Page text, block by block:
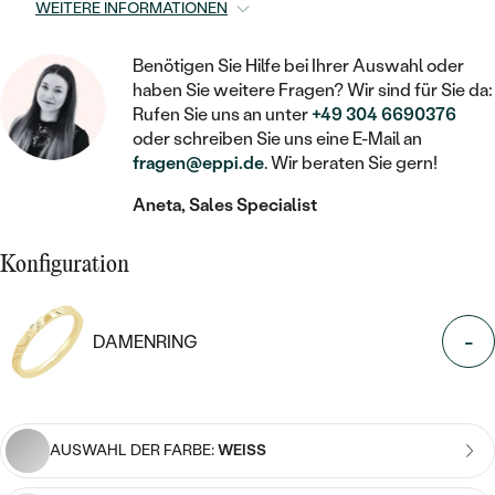
MIT FÜLLUNG
IM SET
NACH PREIS
EINFASSEN
FARBIGE DIAMANTEN ZUM EINFASSEN
MIT LAB GROWN DIAMANT
MIT MOISSANIT
MIT SCHWARZEN DIAMANTEN
BROSCHEN
SCHMUCKZUBEHÖR
NACH MATERIAL
GOLD
SILBER
PLATIN
NACH STEIN
DIAMANTSCHMUCK
KINDER
PIERCINGS
NACH STEIN
NACH PREIS
LUXURIÖSE
KETTEN
HERZKETTEN
MIT TIEREN
NACH EDELSTEIN
MIT DIAMANT
MIT EDELSTEIN
PERLENKETTEN
NACH PREIS
SIEGELRINGE
PERSONALISIERT
NACH EDELSTEIN
MIT EDELSTEIN
PERLENRINGE
PREISWERTE
WEITERE INFORMATIONEN
Benötigen Sie Hilfe bei Ihrer Auswahl oder
haben Sie weitere Fragen? Wir sind für Sie da:
Rufen Sie uns an unter+49 304 6690376
oder schreiben Sie uns eine E-Mail an
fragen@eppi.de. Wir beraten Sie gern!
Aneta, Sales Specialist
Konfiguration
DAMENRING -
AUSWAHL DER FARBE:WEISS